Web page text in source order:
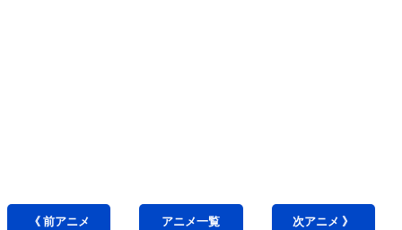
《 前アニメ アニメ一覧 次アニメ 》